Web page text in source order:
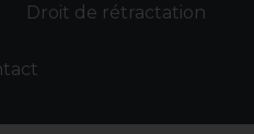
Droit de rétractation